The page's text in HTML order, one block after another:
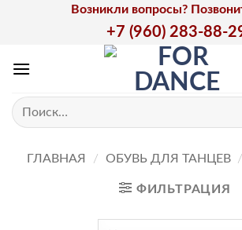
Возникли вопросы?
+7 (960) 283-88-
Искать:
ГЛАВНАЯ / ОБУВЬ ДЛЯ ТАНЦЕВ /
ФИЛЬТРАЦИЯ